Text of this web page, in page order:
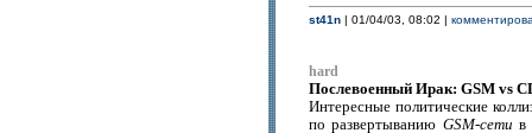
st41n| 01/04/03, 08:02 |
hard
Послевоенный Ирак: GSM vs
Интересные политические
по развертыванию GSM-сети в